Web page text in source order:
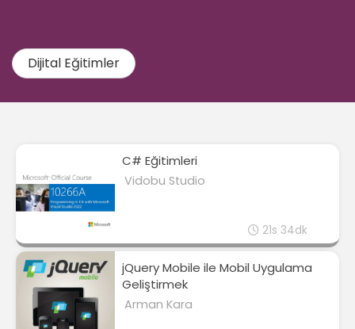
Dijital Eğitimler
C# Eğitimleri
Vidobu Studio
21s 34dk
jQuery Mobile ile Mobil Uygulama
Geliştirmek
Arman Kara